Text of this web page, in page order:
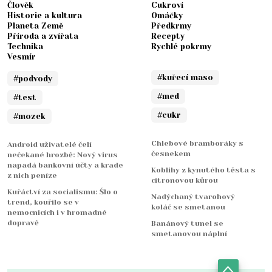
Člověk
Historie a kultura
Planeta Země
Příroda a zvířata
Technika
Vesmír
#podvody
#test
#mozek
Android uživatelé čelí
nečekané hrozbě: Nový virus
napadá bankovní účty a krade
z nich peníze
Kuřáctví za socialismu: Šlo o
trend, kouřilo se v
nemocnicích i v hromadné
dopravě
Cukroví
Omáčky
Předkrmy
Recepty
Rychlé pokrmy
#kuřecí maso
#med
#cukr
Chlebové bramboráky s
česnekem
Koblihy z kynutého těsta s
citronovou kůrou
Nadýchaný tvarohový
koláč se smetanou
Banánový tunel se
smetanovou náplní